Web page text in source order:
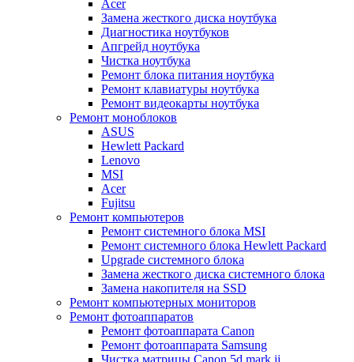
Acer
Замена жесткого диска ноутбука
Диагностика ноутбуков
Апгрейд ноутбука
Чистка ноутбука
Ремонт блока питания ноутбука
Ремонт клавиатуры ноутбука
Ремонт видеокарты ноутбука
Ремонт моноблоков
ASUS
Hewlett Packard
Lenovo
MSI
Acer
Fujitsu
Ремонт компьютеров
Ремонт системного блока MSI
Ремонт системного блока Hewlett Packard
Upgrade системного блока
Замена жесткого диска системного блока
Замена накопителя на SSD
Ремонт компьютерных мониторов
Ремонт фотоаппаратов
Ремонт фотоаппарата Canon
Ремонт фотоаппарата Samsung
Чистка матрицы Canon 5d mark ii